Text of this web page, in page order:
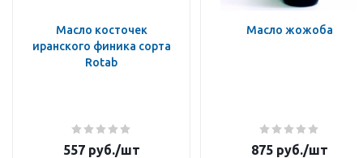
Масло косточек
иранского финика сорта
Rotab
557руб./шт
Масло жожоба
875руб./шт